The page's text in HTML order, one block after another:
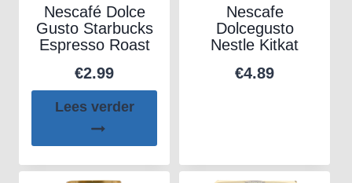
Nescafé Dolce
Gusto Starbucks
Espresso Roast
€2.99
Lees verder
Nescafe
Dolcegusto
Nestle Kitkat
€4.89